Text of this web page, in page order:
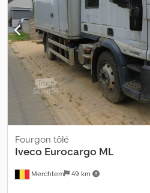
Merchtem 49 km
Fourgon tôlé
Iveco Eurocargo ML